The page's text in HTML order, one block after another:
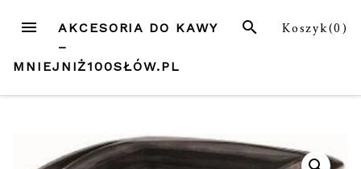
treści
MENU Koszyk(0)
SZUKAJ
AKCESORIA DO KAWY
–
MNIEJNIŻ100SŁÓW.PL